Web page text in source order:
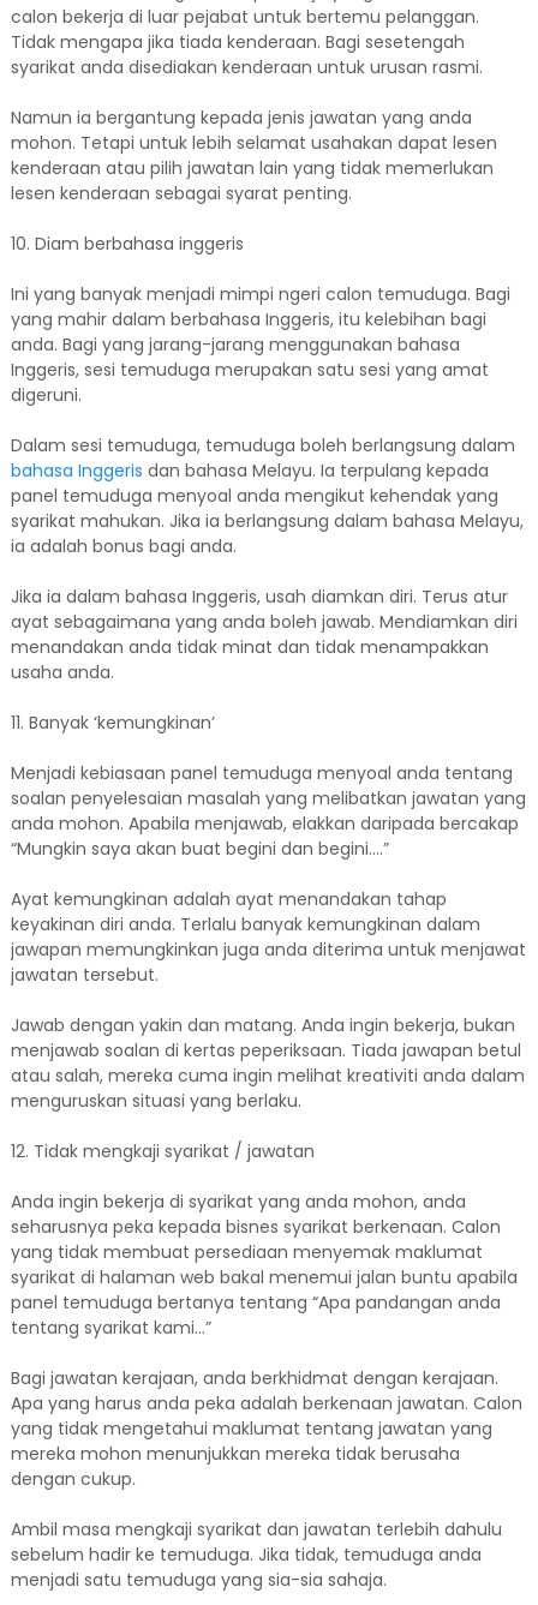
calon bekerja di luar pejabat untuk bertemu pelanggan.
Tidak mengapa jika tiada kenderaan. Bagi sesetengah
syarikat anda disediakan kenderaan untuk urusan rasmi.
Namun ia bergantung kepada jenis jawatan yang anda
mohon. Tetapi untuk lebih selamat usahakan dapat lesen
kenderaan atau pilih jawatan lain yang tidak memerlukan
lesen kenderaan sebagai syarat penting.
10. Diam berbahasa inggeris
Ini yang banyak menjadi mimpi ngeri calon temuduga. Bagi
yang mahir dalam berbahasa Inggeris, itu kelebihan bagi
anda. Bagi yang jarang-jarang menggunakan bahasa
Inggeris, sesi temuduga merupakan satu sesi yang amat
digeruni.
Dalam sesi temuduga, temuduga boleh berlangsung dalam
bahasa Inggeris dan bahasa Melayu. Ia terpulang kepada
panel temuduga menyoal anda mengikut kehendak yang
syarikat mahukan. Jika ia berlangsung dalam bahasa Melayu,
ia adalah bonus bagi anda.
Jika ia dalam bahasa Inggeris, usah diamkan diri. Terus atur
ayat sebagaimana yang anda boleh jawab. Mendiamkan diri
menandakan anda tidak minat dan tidak menampakkan
usaha anda.
11. Banyak ‘kemungkinan’
Menjadi kebiasaan panel temuduga menyoal anda tentang
soalan penyelesaian masalah yang melibatkan jawatan yang
anda mohon. Apabila menjawab, elakkan daripada bercakap
“Mungkin saya akan buat begini dan begini….”
Ayat kemungkinan adalah ayat menandakan tahap
keyakinan diri anda. Terlalu banyak kemungkinan dalam
jawapan memungkinkan juga anda diterima untuk menjawat
jawatan tersebut.
Jawab dengan yakin dan matang. Anda ingin bekerja, bukan
menjawab soalan di kertas peperiksaan. Tiada jawapan betul
atau salah, mereka cuma ingin melihat kreativiti anda dalam
menguruskan situasi yang berlaku.
12. Tidak mengkaji syarikat / jawatan
Anda ingin bekerja di syarikat yang anda mohon, anda
seharusnya peka kepada bisnes syarikat berkenaan. Calon
yang tidak membuat persediaan menyemak maklumat
syarikat di halaman web bakal menemui jalan buntu apabila
panel temuduga bertanya tentang “Apa pandangan anda
tentang syarikat kami…”
Bagi jawatan kerajaan, anda berkhidmat dengan kerajaan.
Apa yang harus anda peka adalah berkenaan jawatan. Calon
yang tidak mengetahui maklumat tentang jawatan yang
mereka mohon menunjukkan mereka tidak berusaha
dengan cukup.
Ambil masa mengkaji syarikat dan jawatan terlebih dahulu
sebelum hadir ke temuduga. Jika tidak, temuduga anda
menjadi satu temuduga yang sia-sia sahaja.